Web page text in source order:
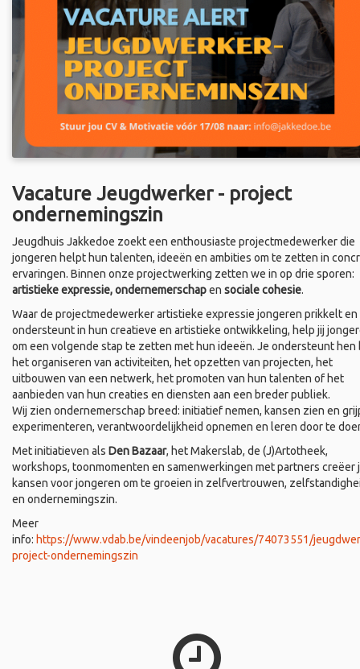
Vacature Jeugdwerker - project
ondernemingszin
Jeugdhuis Jakkedoe zoekt een enthousiaste projectmedewerker die
jongeren helpt hun talenten, ideeën en ambities om te zetten in
ervaringen. Binnen onze projectwerking zetten we in op drie sporen:
artistieke expressie, ondernemerschapen sociale cohesie.
Waar de projectmedewerker artistieke expressie jongeren prikkelt en
ondersteunt in hun creatieve en artistieke ontwikkeling, help jij
om een volgende stap te zetten met hun ideeën. Je ondersteunt hen
het organiseren van activiteiten, het opzetten van projecten, het
uitbouwen van een netwerk, het promoten van hun talenten of het
aanbieden van hun creaties en diensten aan een breder publiek.
Wij zien ondernemerschap breed: initiatief nemen, kansen zien en
experimenteren, verantwoordelijkheid opnemen en leren door te
Met initiatieven als Den Bazaar, het Makerslab, de (J)Artotheek,
workshops, toonmomenten en samenwerkingen met partners creëer
kansen voor jongeren om te groeien in zelfvertrouwen,
en ondernemingszin.
Meer
info: https://www.vdab.be/vindeenjob/vacatures/74073551/
project-ondernemingszin